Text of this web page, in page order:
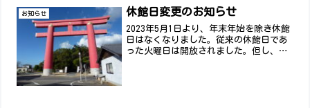
訪問では、ものづくり体験で子どもたち
が作ったスノードームとお...
お知らせ 休館日変更のお知らせ
2023年5月1日より、年末年始を除き休館
日はなくなりました。従来の休館日であ
った火曜日は開放されました。但し、多